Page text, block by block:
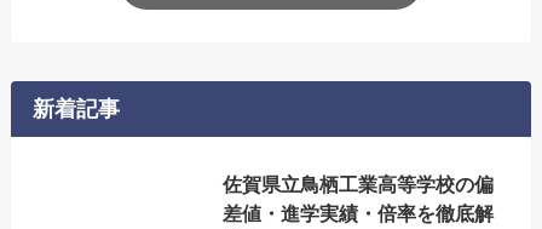
新着記事
佐賀県立鳥栖工業高等学校の偏
差値・進学実績・倍率を徹底解